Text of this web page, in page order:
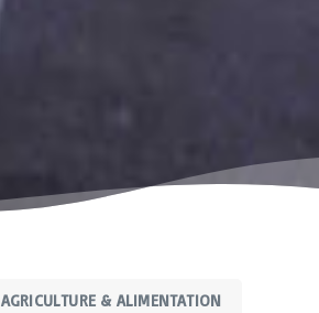
AGRICULTURE & ALIMENTATION